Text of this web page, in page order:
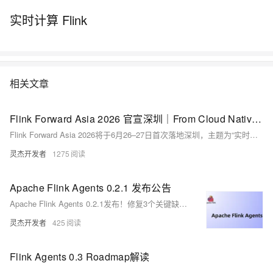
者和使用者不可错过的盛会。 去年经过品牌升级后的 Flink Forward Asia
实时计算 Flink
相关文章
Flink Forward Asia 2026 官宣深圳｜From Cloud Native to AI Native
Flink Forward Asia 2026将于6月26–27日首次落地深圳，主题为“实时数据，智能未来”。大会聚焦Flink从Cloud Native迈向AI Native的演进，发布Flink 2.0、Paimon 2.0、Fluss 1.0及Flink Agents等重磅进展，并联合NVIDIA、阿里云共探实时AI与多模态流处理。免费报名中！
灵杰开发者 1275
Apache Flink Agents 0.2.1 发布公告
Apache Flink Agents 0.2.1发布！修复3个关键缺陷（含MCP连接与Jackson反序列化问题），优化事件日志JSON输出、减小wheel包体积，并增强CI可观测性。推荐所有用户升级。支持OpenAI、Anthropic等多模型集成，附Demo演示智能运维能力。（239字）
灵杰开发者 425
Flink Agents 0.3 Roadmap解读